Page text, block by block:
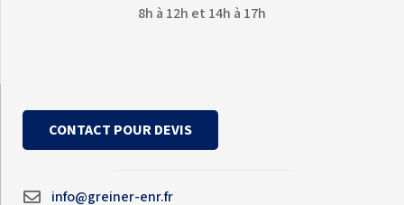
8h à 12h et 14h à 17h
CONTACT POUR DEVIS
info@greiner-enr.fr